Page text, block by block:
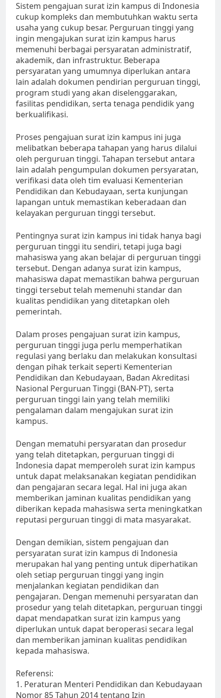
Sistem pengajuan surat izin kampus di Indonesia
cukup kompleks dan membutuhkan waktu serta
usaha yang cukup besar. Perguruan tinggi yang
ingin mengajukan surat izin kampus harus
memenuhi berbagai persyaratan administratif,
akademik, dan infrastruktur. Beberapa
persyaratan yang umumnya diperlukan antara
lain adalah dokumen pendirian perguruan tinggi,
program studi yang akan diselenggarakan,
fasilitas pendidikan, serta tenaga pendidik yang
berkualifikasi.
Proses pengajuan surat izin kampus ini juga
melibatkan beberapa tahapan yang harus dilalui
oleh perguruan tinggi. Tahapan tersebut antara
lain adalah pengumpulan dokumen persyaratan,
verifikasi data oleh tim evaluasi Kementerian
Pendidikan dan Kebudayaan, serta kunjungan
lapangan untuk memastikan keberadaan dan
kelayakan perguruan tinggi tersebut.
Pentingnya surat izin kampus ini tidak hanya bagi
perguruan tinggi itu sendiri, tetapi juga bagi
mahasiswa yang akan belajar di perguruan tinggi
tersebut. Dengan adanya surat izin kampus,
mahasiswa dapat memastikan bahwa perguruan
tinggi tersebut telah memenuhi standar dan
kualitas pendidikan yang ditetapkan oleh
pemerintah.
Dalam proses pengajuan surat izin kampus,
perguruan tinggi juga perlu memperhatikan
regulasi yang berlaku dan melakukan konsultasi
dengan pihak terkait seperti Kementerian
Pendidikan dan Kebudayaan, Badan Akreditasi
Nasional Perguruan Tinggi (BAN-PT), serta
perguruan tinggi lain yang telah memiliki
pengalaman dalam mengajukan surat izin
kampus.
Dengan mematuhi persyaratan dan prosedur
yang telah ditetapkan, perguruan tinggi di
Indonesia dapat memperoleh surat izin kampus
untuk dapat melaksanakan kegiatan pendidikan
dan pengajaran secara legal. Hal ini juga akan
memberikan jaminan kualitas pendidikan yang
diberikan kepada mahasiswa serta meningkatkan
reputasi perguruan tinggi di mata masyarakat.
Dengan demikian, sistem pengajuan dan
persyaratan surat izin kampus di Indonesia
merupakan hal yang penting untuk diperhatikan
oleh setiap perguruan tinggi yang ingin
menjalankan kegiatan pendidikan dan
pengajaran. Dengan memenuhi persyaratan dan
prosedur yang telah ditetapkan, perguruan tinggi
dapat mendapatkan surat izin kampus yang
diperlukan untuk dapat beroperasi secara legal
dan memberikan jaminan kualitas pendidikan
kepada mahasiswa.
Referensi:
1. Peraturan Menteri Pendidikan dan Kebudayaan
Nomor 85 Tahun 2014 tentang Izin